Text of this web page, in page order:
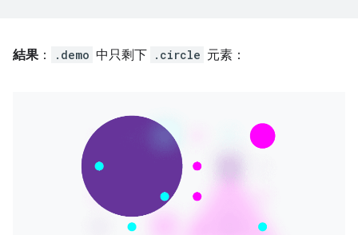
結果 ： .demo 中只剩下 .circle 元素：